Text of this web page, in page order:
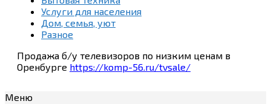
Услуги для населения
Дом, семья, уют
Разное
Продажа б/у телевизоров по низким ценам в
Оренбурге https://komp-56.ru/tvsale/
Меню